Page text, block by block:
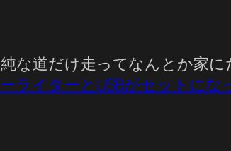
な道だけ走ってなんとか家
ライターとUSBがセットにな